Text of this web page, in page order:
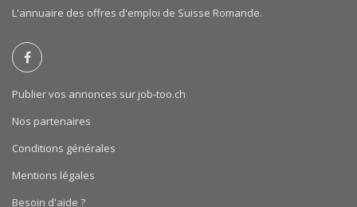
L'annuaire des offres d'emploi de Suisse Romande.
Publier vos annonces sur job-too.ch
Nos partenaires
Conditions générales
Mentions légales
Besoin d'aide ?